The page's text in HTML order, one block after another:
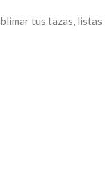
tus tazas, listas